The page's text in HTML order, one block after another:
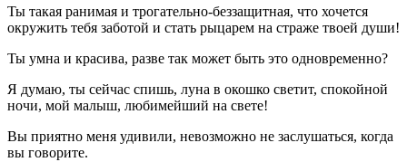
Ты такая ранимая и трогательно-беззащитная, что хочется
окружить тебя заботой и стать рыцарем на страже твоей души!
Ты умна и красива, разве так может быть это одновременно?
Я думаю, ты сейчас спишь, луна в окошко светит, спокойной
ночи, мой малыш, любимейший на свете!
Вы приятно меня удивили, невозможно не заслушаться, когда
вы говорите.